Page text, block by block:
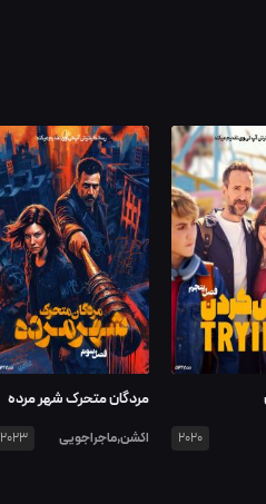
2020
مردگان متحرک شهر مرده
اکشن,ماجراجویی 2023